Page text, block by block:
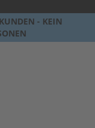
- KEIN